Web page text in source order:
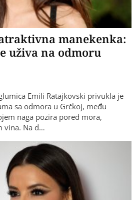
manekenka:
uživa na odmoru
Emili Ratajkovski privukla je
sa odmora u Grčkoj, među
naga pozira pored mora,
vina. Na d…